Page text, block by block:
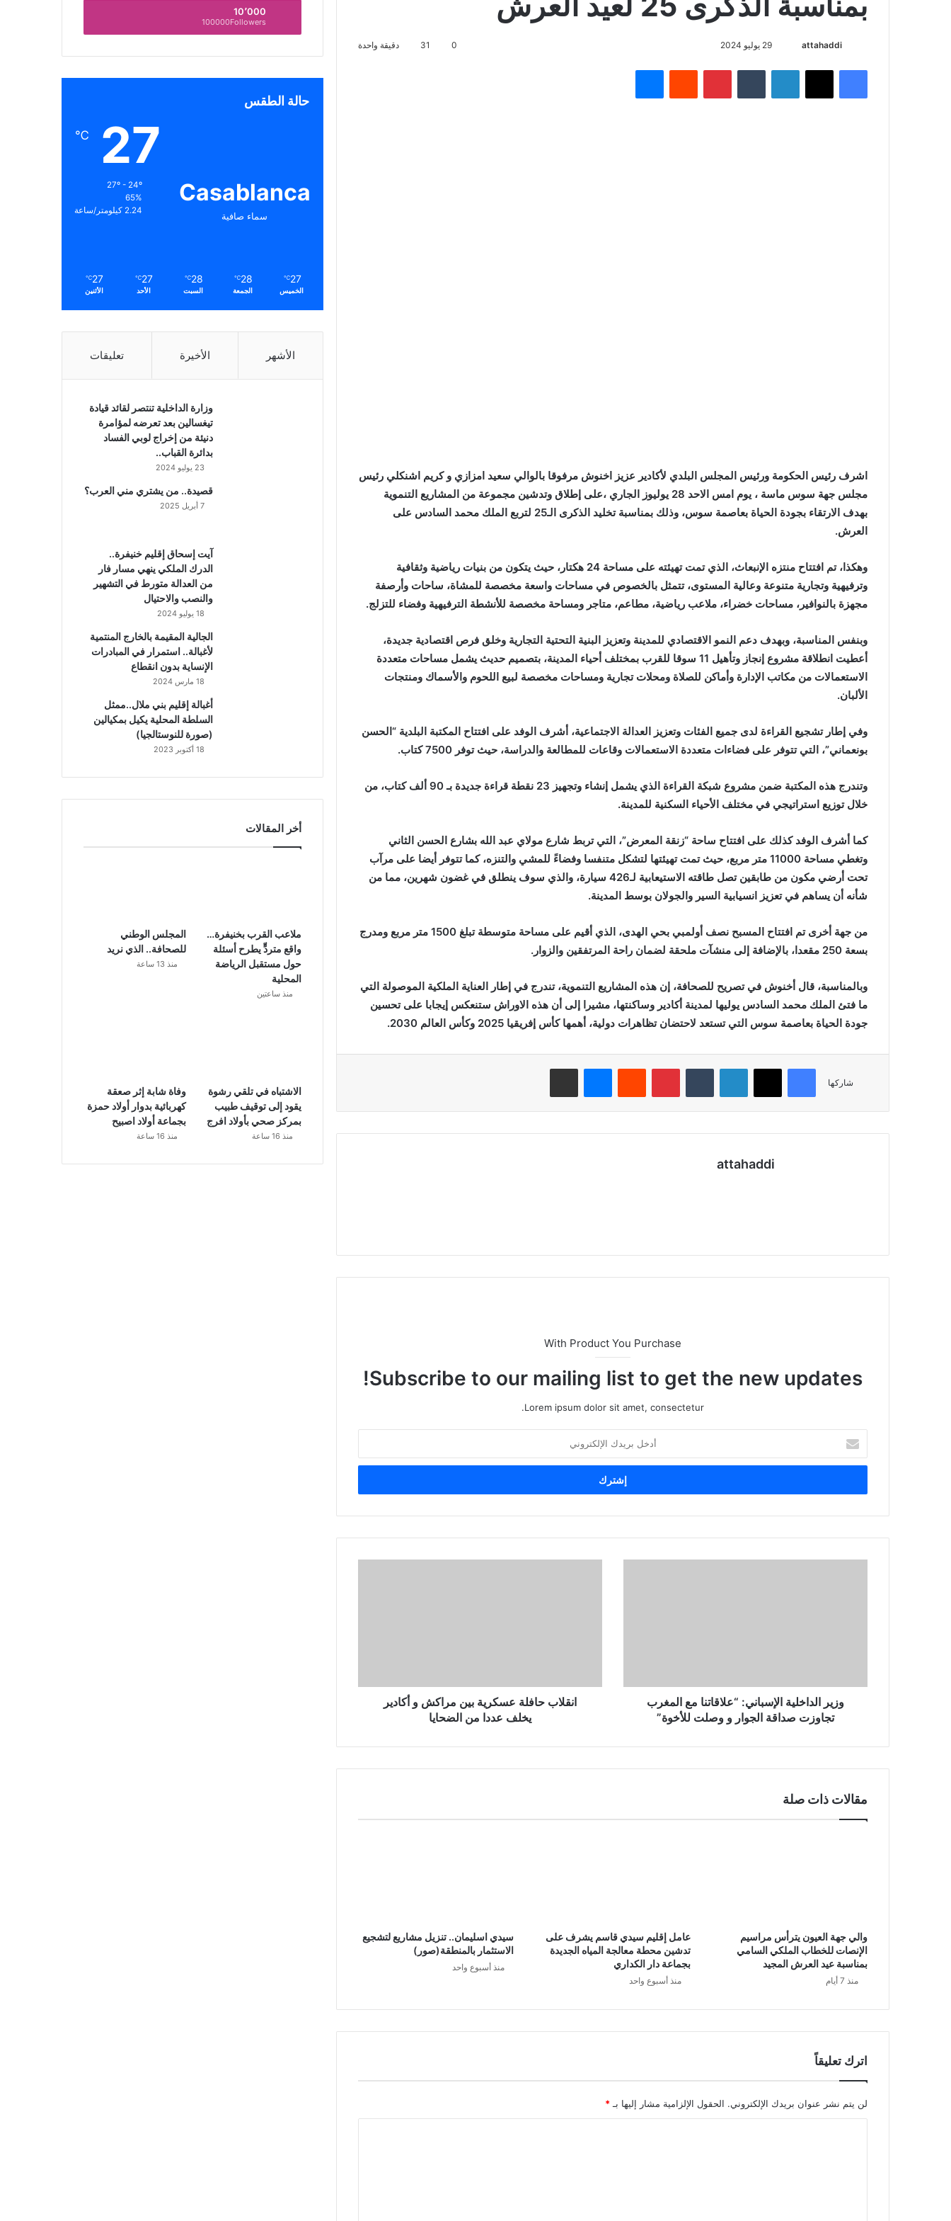
attahaddi 29 يوليو 2024 0
31 دقيقة واحدة
فيسبوك X لينكدإن بينتيريست ماسنجر
اشرف رئيس الحكومة ورئيس المجلس البلدي لأكادير عزيز اخنوش مرفوقا بالوالي سعيد امزازي و كريم اشنكلي رئيس
مجلس جهة سوس ماسة ، يوم امس الاحد 28 يوليوز الجاري ،على إطلاق وتدشين مجموعة من المشاريع التنموية
بهدف الارتقاء بجودة الحياة بعاصمة سوس، وذلك بمناسبة تخليد الذكرى الـ25 لتربع الملك محمد السادس على
العرش.
وهكذا، تم افتتاح منتزه الإنبعاث، الذي تمت تهيئته على مساحة 24 هكتار، حيث يتكون من بنيات رياضية وثقافية
وترفيهية وتجارية متنوعة وعالية المستوى، تتمثل بالخصوص في مساحات واسعة مخصصة للمشاة، ساحات وأرصفة
مجهزة بالنوافير، مساحات خضراء، ملاعب رياضية، مطاعم، متاجر ومساحة مخصصة للأنشطة الترفيهية وفضاء للتزلج.
وبنفس المناسبة، وبهدف دعم النمو الاقتصادي للمدينة وتعزيز البنية التحتية التجارية وخلق فرص اقتصادية جديدة،
أعطيت انطلاقة مشروع إنجاز وتأهيل 11 سوقا للقرب بمختلف أحياء المدينة، بتصميم حديث يشمل مساحات متعددة
الاستعمالات من مكاتب الإدارة وأماكن للصلاة ومحلات تجارية ومساحات مخصصة لبيع اللحوم والأسماك ومنتجات
الألبان.
وفي إطار تشجيع القراءة لدى جميع الفئات وتعزيز العدالة الاجتماعية، أشرف الوفد على افتتاح المكتبة البلدية “الحسن
بونعماني”، التي تتوفر على فضاءات متعددة الاستعمالات وقاعات للمطالعة والدراسة، حيث توفر 7500 كتاب.
وتندرج هذه المكتبة ضمن مشروع شبكة القراءة الذي يشمل إنشاء وتجهيز 23 نقطة قراءة جديدة بـ 90 ألف كتاب، من
خلال توزيع استراتيجي في مختلف الأحياء السكنية للمدينة.
كما أشرف الوفد كذلك على افتتاح ساحة “زنقة المعرض”، التي تربط شارع مولاي عبد الله بشارع الحسن الثاني
وتغطي مساحة 11000 متر مربع، حيث تمت تهيئتها لتشكل متنفسا وفضاءََ للمشي والتنزه، كما تتوفر أيضا على مرآب
تحت أرضي مكون من طابقين تصل طاقته الاستيعابية لـ426 سيارة، والذي سوف ينطلق في غضون شهرين، مما من
شأنه أن يساهم في تعزيز انسيابية السير والجولان بوسط المدينة.
من جهة أخرى تم افتتاح المسبح نصف أولمبي بحي الهدى، الذي أقيم على مساحة متوسطة تبلغ 1500 متر مربع ومدرج
بسعة 250 مقعدا، بالإضافة إلى منشآت ملحقة لضمان راحة المرتفقين والزوار.
وبالمناسبة، قال أخنوش في تصريح للصحافة، إن هذه المشاريع التنموية، تندرج في إطار العناية الملكية الموصولة التي
ما فتئ الملك محمد السادس يوليها لمدينة أكادير وساكنتها، مشيرا إلى أن هذه الاوراش ستنعكس إيجابا على تحسين
جودة الحياة بعاصمة سوس التي تستعد لاحتضان تظاهرات دولية، أهمها كأس إفريقيا 2025 وكأس العالم 2030.
شاركها
فيسبوك X لينكدإن بينتيريست ماسنجر مشاركة عبر البريد
attahaddi
With Product You Purchase
Subscribe to our mailing list to get the new updates!
Lorem ipsum dolor sit amet, consectetur.
بريدك
الإلكتروني
وزير الداخلية الإسباني: “علاقاتنا مع المغرب
تجاوزت صداقة الجوار و وصلت للأخوة”
انقلاب حافلة عسكرية بين مراكش و أكادير
يخلف عددا من الضحايا
مقالات ذات صلة
والي جهة العيون يترأس مراسيم
الإنصات للخطاب الملكي السامي
بمناسبة عيد العرش المجيد
منذ 7 أيام
عامل إقليم سيدي قاسم يشرف على
تدشين محطة معالجة المياه الجديدة
بجماعة دار الكداري
منذ أسبوع واحد
سيدي اسليمان.. تنزيل مشاريع لتشجيع
الاستثمار بالمنطقة(صور)
منذ أسبوع واحد
اترك تعليقاً
لن يتم نشر عنوان بريدك الإلكتروني. الحقول الإلزامية مشار إليها بـ *
10٬000
100000Followers
حالة الطقس
Casablanca
سماء صافية
27
℃
27º - 24º
65%
2.24 كيلومتر/ساعة
27
℃
الخميس
28
℃
الجمعة
28
℃
السبت
27
℃
الأحد
27
℃
الأثنين
الأشهر الأخيرة تعليقات
وزارة الداخلية تنتصر لقائد قيادة
تيغسالين بعد تعرضه لمؤامرة
دنيئة من إخراج لوبي الفساد
بدائرة القباب..
23 يوليو 2024
قصيدة.. من يشتري مني العرب؟
7 أبريل 2025
آيت إسحاق إقليم خنيفرة..
الدرك الملكي ينهي مسار فار
من العدالة متورط في التشهير
والنصب والاحتيال
18 يوليو 2024
الجالية المقيمة بالخارج المنتمية
لأغبالة.. استمرار في المبادرات
الإنساية بدون انقطاع
18 مارس 2024
أغبالة إقليم بني ملال..ممثل
السلطة المحلية يكيل بمكيالين
(صورة للنوستالجيا)
18 أكتوبر 2023
أخر المقالات
ملاعب القرب بخنيفرة…
واقع متردٍّ يطرح أسئلة
حول مستقبل الرياضة
المحلية
منذ ساعتين
المجلس الوطني
للصحافة.. الذي نريد
منذ 13 ساعة
الاشتباه في تلقي رشوة
يقود إلى توقيف طبيب
بمركز صحي بأولاد افرج
منذ 16 ساعة
وفاة شابة إثر صعقة
كهربائية بدوار أولاد حمزة
بجماعة أولاد اصبيح
منذ 16 ساعة